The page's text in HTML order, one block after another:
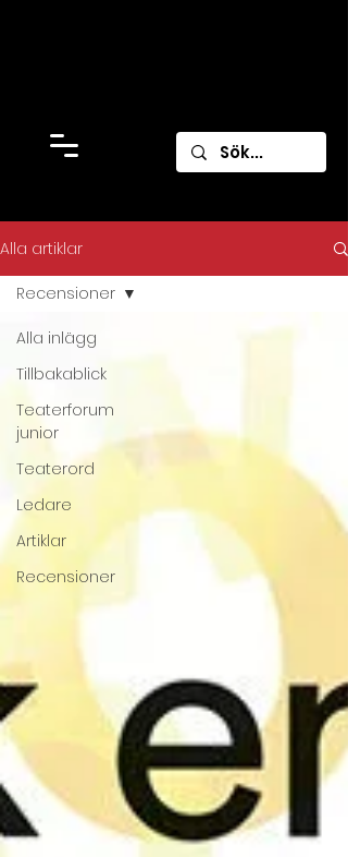
Alla artiklar
Alla inlägg
Tillbakablick
Teaterforum
junior
Teaterord
Ledare
Artiklar
Recensioner
Recensioner